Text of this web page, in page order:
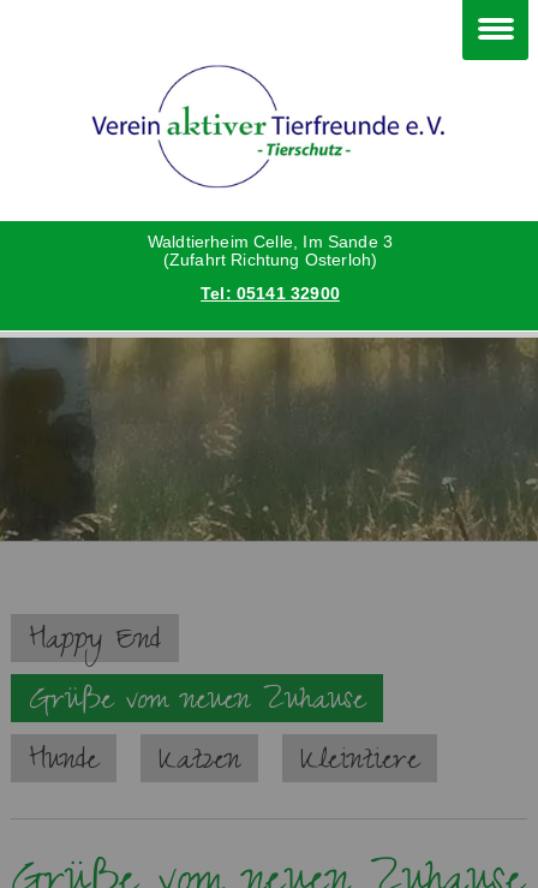
Waldtierheim Celle, Im Sande 3
(Zufahrt Richtung Osterloh)
Tel: 05141 32900
Navigation
überspringen
Happy End
Grüße vom neuen Zuhause
Hunde
Katzen Kleintiere
Katzen
Vermittlungshilfe privat
Danke an die Helfer
Vorstand
Satzung